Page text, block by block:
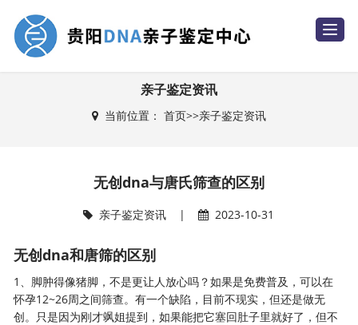
T
o
亲子鉴定资讯
当前位置： 首页>>亲子鉴定资讯
无创dna与唐氏筛查的区别
亲子鉴定资讯 | 2023-10-31
无创dna和唐筛的区别
1、脚肿得像猪脚，不是更让人放心吗？如果是免费普及，可以在
怀孕12~26周之间筛查。有一个缺陷，目前不现实，但还是做无
创。只是因为刚才飒姐提到，如果能把它塞回肚子里就好了，但不